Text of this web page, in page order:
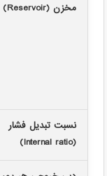
مخزن (Reservoir)
نسبت تبدیل فشار
(Internal ratio)